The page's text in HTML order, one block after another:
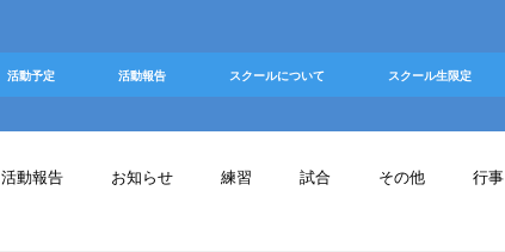
活動予定 活動報告 スクールについて スクール生限定
活動報告 お知らせ 練習 試合 その他 行事